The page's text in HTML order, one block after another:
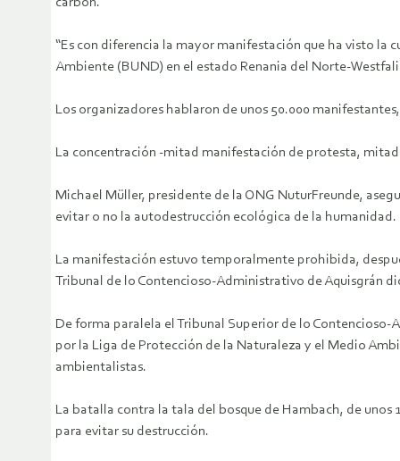
“Es con diferencia la mayor manifestación que ha visto la
Ambiente (BUND) en el estado Renania del Norte-
Los organizadores hablaron de unos 50.000
La concentración -mitad manifestación de protesta,
Michael Müller, presidente de la ONG NuturFreunde,
evitar o no la autodestrucción ecológica de la
La manifestación estuvo temporalmente prohibida,
Tribunal de lo Contencioso-Administrativo de Aquisgrán
De forma paralela el Tribunal Superior de lo
por la Liga de Protección de la Naturaleza y el Medio
ambientalistas.
La batalla contra la tala del bosque de Hambach, de unos
para evitar su destrucción.